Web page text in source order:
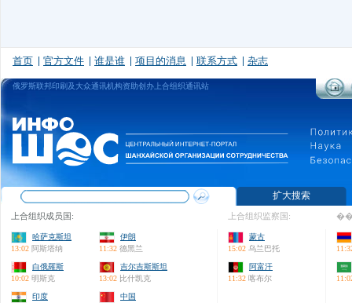
首页 官方文件 谁是谁 项目的消息 联系方式 杂志
俄罗斯联邦印刷及大众通讯机构资助创办上合组织通讯站
扩大搜索
上合组织成员国:
哈萨克斯坦
13:02 阿斯塔纳
伊朗
11:32 德黑兰
白俄羅斯
10:02 明斯克
吉尔吉斯斯坦
13:02 比什凯克
印度
中国
上合组织监察国:
蒙古
15:02 乌兰巴托
阿富汗
11:32 喀布尔